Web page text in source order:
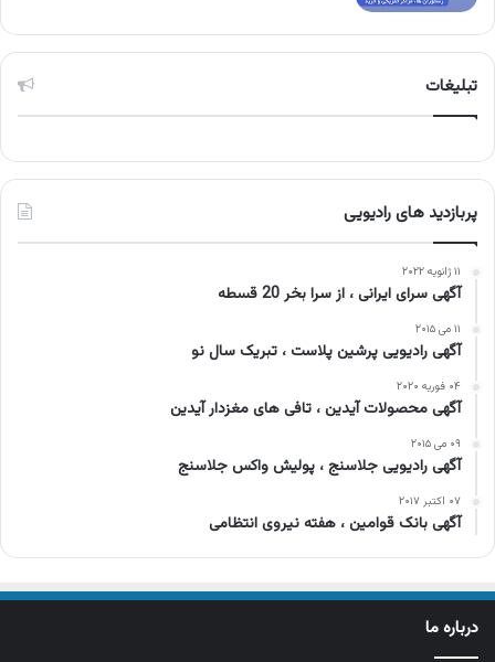
تبلیغات
پربازدید های رادیویی
۱۱ ژانویه ۲۰۲۲
آگهی سرای ایرانی ، از سرا بخر 20 قسطه
۱۱ می ۲۰۱۵
آگهی رادیویی پرشین پلاست ، تبریک سال نو
۰۴ فوریه ۲۰۲۰
آگهی محصولات آیدین ، تافی های مغزدار آیدین
۰۹ می ۲۰۱۵
آگهی رادیویی جلاسنج ، پولیش واکس جلاسنج
۰۷ اکتبر ۲۰۱۷
آگهی بانک قوامین ، هفته نیروی انتظامی
درباره ما